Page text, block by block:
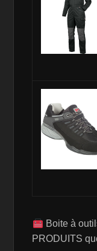
Boite à
PRODUITS